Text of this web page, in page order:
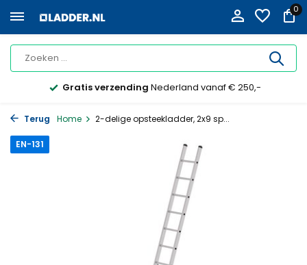
0
Gratis verzending Nederland vanaf € 250,-
Terug Home 2-delige opsteekladder, 2x9 sp...
EN-131